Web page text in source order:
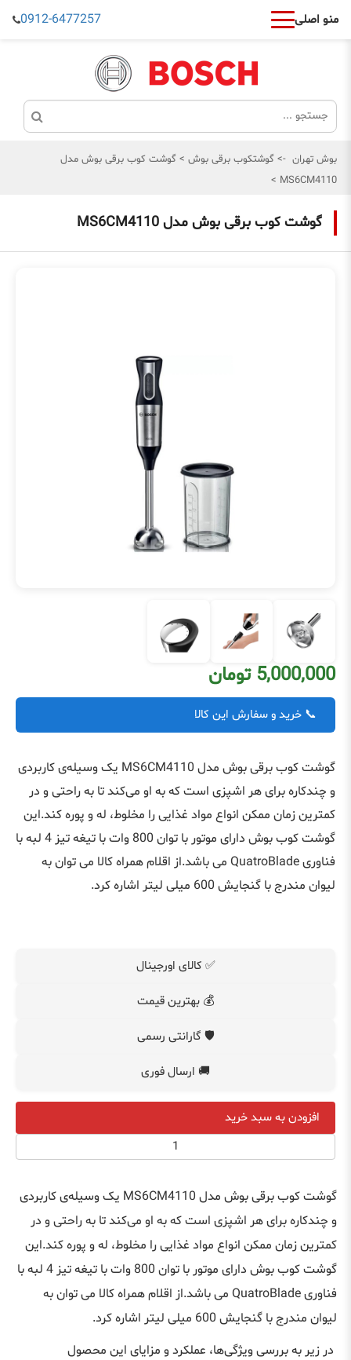
منو اصلی 0912-6477257
بوش تهران -> گوشتکوب برقی بوش > گوشت کوب برقی بوش مدل
MS6CM4110
>
گوشت کوب برقی بوش مدل MS6CM4110
5,000,000 تومان
📞 خرید و سفارش این کالا
گوشت کوب برقی بوش مدل MS6CM4110 یک وسیله‌ی کاربردی
و چندکاره برای هر اشپزی است که به او می‌کند تا به راحتی و در
کمترین زمان ممکن انواع مواد غذایی را مخلوط، له و پوره کند.این
گوشت کوب بوش دارای موتور با توان 800 وات با تیغه تیز 4 لبه با
فناوریQuatroBlade می باشد.از اقلام همراه کالا می توان به
لیوان مندرج با گنجایش 600 میلی لیتر اشاره کرد.
✅ کالای اورجینال
💰 بهترین قیمت
🛡️ گارانتی رسمی
🚚 ارسال فوری
افزودن به سبد خرید
گوشت کوب برقی بوش مدل MS6CM4110 یک وسیله‌ی کاربردی
و چندکاره برای هر اشپزی است که به او می‌کند تا به راحتی و در
کمترین زمان ممکن انواع مواد غذایی را مخلوط، له و پوره کند.این
گوشت کوب بوش دارای موتور با توان 800 وات با تیغه تیز 4 لبه با
فناوریQuatroBlade می باشد.از اقلام همراه کالا می توان به
لیوان مندرج با گنجایش 600 میلی لیتر اشاره کرد.
در زیر به بررسی ویژگی‌ها، عملکرد و مزایای این محصول